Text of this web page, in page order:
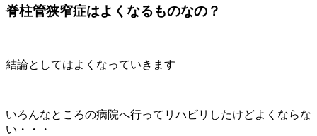
脊柱管狭窄症はよくなるものなの？
結論としてはよくなっていきます
いろんなところの病院へ行ってリハビリしたけどよくならな
い・・・